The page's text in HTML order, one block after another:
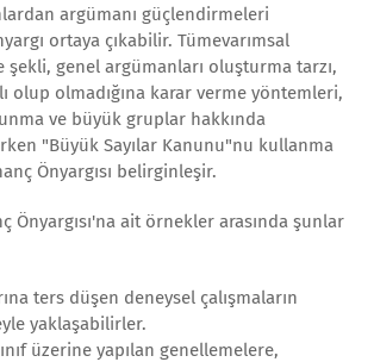
argümanı güçlendirmeleri
ortaya çıkabilir. Tümevarımsal
genel argümanları oluşturma tarzı,
olup olmadığına karar verme yöntemleri,
ve büyük gruplar hakkında
"Büyük Sayılar Kanunu"nu kullanma
Önyargısı belirginleşir.
Önyargısı'na ait örnekler arasında şunlar
ters düşen deneysel çalışmaların
yaklaşabilirler.
üzerine yapılan genellemelere,